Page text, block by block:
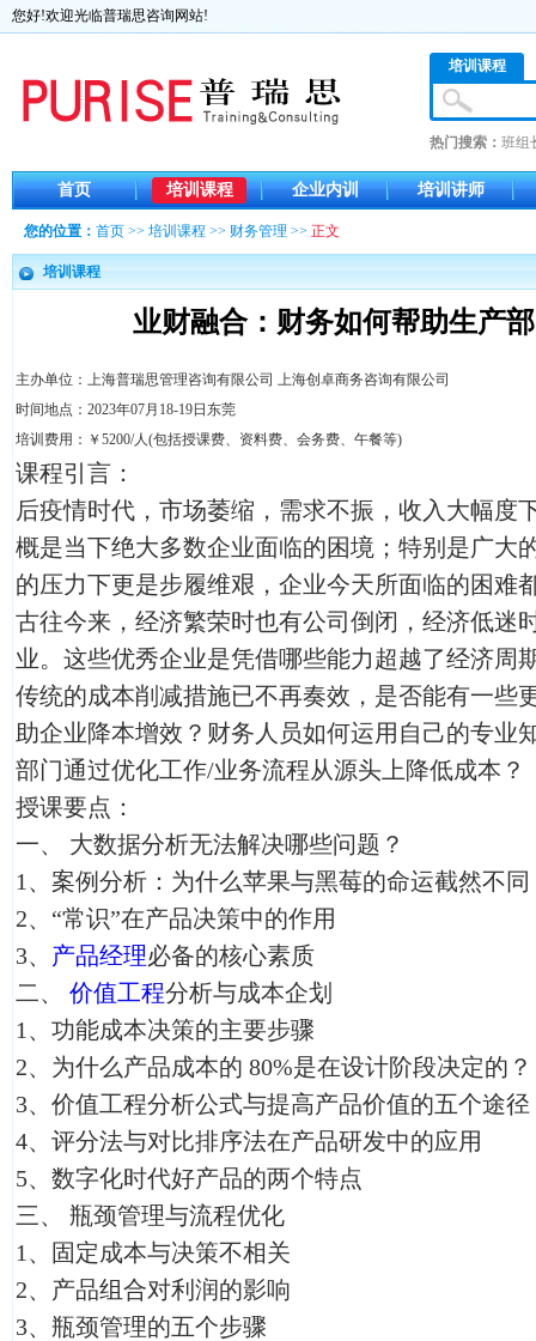
您好!欢迎光临普瑞思咨询网站!
培训课程
热门搜索： 班组
首页 培训课程 企业内训 培训讲师
您的位置： 首页 >> 培训课程 >> 财务管理 >> 正文
培训课程
业财融合：财务如何帮助生产
主办单位：上海普瑞思管理咨询有限公司 上海创卓商务咨询有限公司
时间地点：2023年07月18-19日东莞
培训费用：￥5200/人(包括授课费、资料费、会务费、午餐等)
课程引言：
后疫情时代，市场萎缩，需求不振，收入大幅度
概是当下绝大多数企业面临的困境；特别是广大
的压力下更是步履维艰，企业今天所面临的困难
古往今来，经济繁荣时也有公司倒闭，经济低迷
业。这些优秀企业是凭借哪些能力超越了经济周
传统的成本削减措施已不再奏效，是否能有一些
助企业降本增效？财务人员如何运用自己的专业
部门通过优化工作/业务流程从源头上降低成本？
授课要点：
一、 大数据分析无法解决哪些问题？
1、案例分析：为什么苹果与黑莓的命运截然不同
2、“常识”在产品决策中的作用
3、 产品经理必备的核心素质
二、 价值工程分析与成本企划
1、功能成本决策的主要步骤
2、为什么产品成本的 80%是在设计阶段决定的？
3、价值工程分析公式与提高产品价值的五个途径
4、评分法与对比排序法在产品研发中的应用
5、数字化时代好产品的两个特点
三、 瓶颈管理与流程优化
1、固定成本与决策不相关
2、产品组合对利润的影响
3、瓶颈管理的五个步骤